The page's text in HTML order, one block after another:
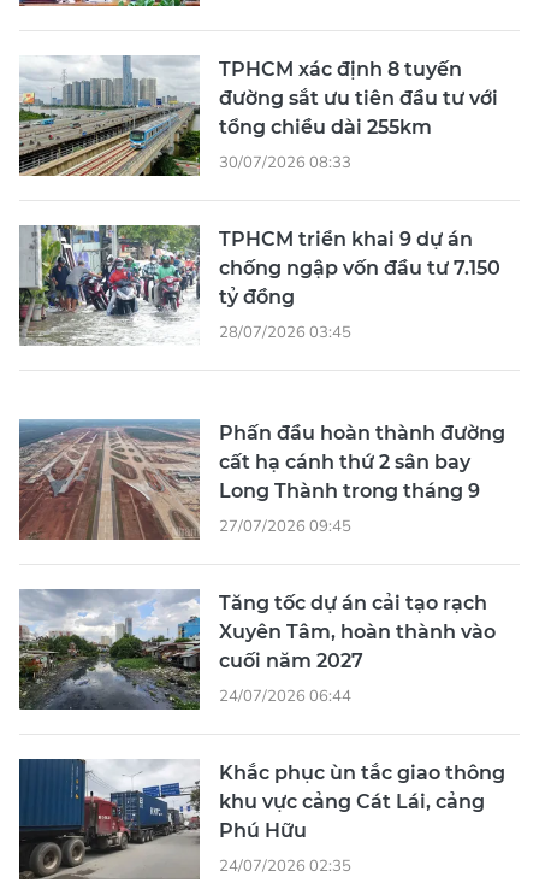
TPHCM xác định 8 tuyến
đường sắt ưu tiên đầu tư với
tổng chiều dài 255km
30/07/2026 08:33
TPHCM triển khai 9 dự án
chống ngập vốn đầu tư 7.150
tỷ đồng
28/07/2026 03:45
Phấn đầu hoàn thành đường
cất hạ cánh thứ 2 sân bay
Long Thành trong tháng 9
27/07/2026 09:45
Tăng tốc dự án cải tạo rạch
Xuyên Tâm, hoàn thành vào
cuối năm 2027
24/07/2026 06:44
Khắc phục ùn tắc giao thông
khu vực cảng Cát Lái, cảng
Phú Hữu
24/07/2026 02:35